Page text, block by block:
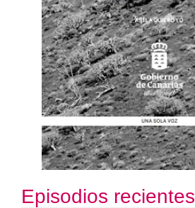
Episodios recientes